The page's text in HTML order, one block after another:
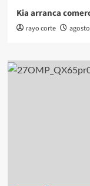
Kia arranca
rayo corte